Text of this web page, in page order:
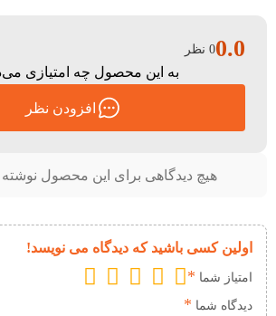
هیچ دیدگاهی برای این محصول
اولین کسی باشید که دیدگاه می نویسد!
امتیاز شما *
دیدگاه شما *
0.00 نظر
به این محصول چه امتیازی
افزودن نظر